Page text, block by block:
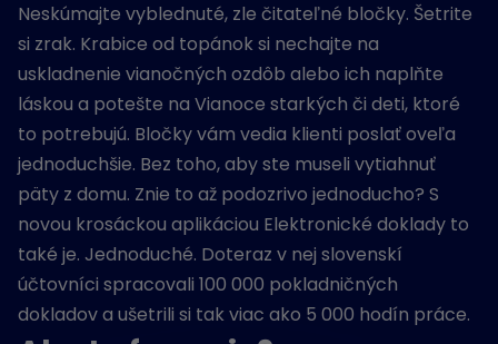
Neskúmajte vyblednuté, zle čitateľné bločky. Šetrite
si zrak. Krabice od topánok si nechajte na
uskladnenie vianočných ozdôb alebo ich naplňte
láskou a potešte na Vianoce starkých či deti, ktoré
to potrebujú. Bločky vám vedia klienti poslať oveľa
jednoduchšie. Bez toho, aby ste museli vytiahnuť
päty z domu. Znie to až podozrivo jednoducho? S
novou krosáckou aplikáciou Elektronické doklady to
také je. Jednoduché. Doteraz v nej slovenskí
účtovníci spracovali 100 000 pokladničných
dokladov a ušetrili si tak viac ako 5 000 hodín práce.